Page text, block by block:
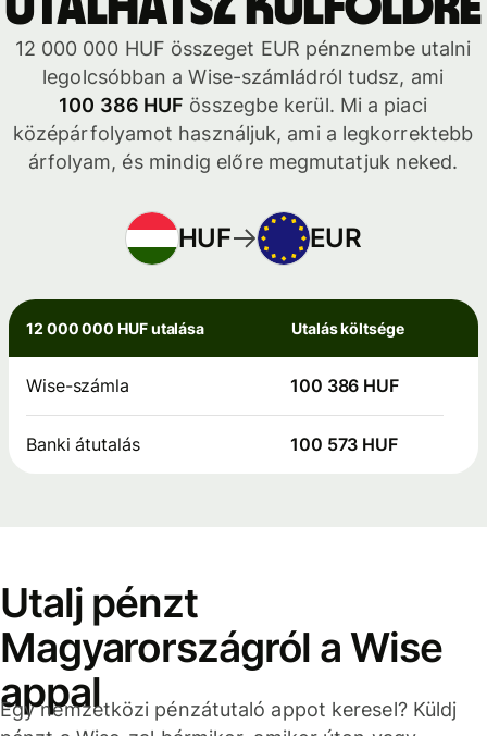
12 000 000 HUF összeget EUR pénznembe utalni
legolcsóbban a Wise-számládról tudsz, ami
100 386 HUF összegbe kerül. Mi a piaci
középárfolyamot használjuk, ami a legkorrektebb
árfolyam, és mindig előre megmutatjuk neked.
HUF EUR
12 000 000 HUF utalása Utalás költsége
Wise-számla 100 386 HUF
Banki átutalás 100 573 HUF
Utalj pénzt
Magyarországról a Wise
appal
Egy nemzetközi pénzátutaló appot keresel? Küldj